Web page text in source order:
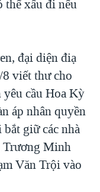
thể xấu đi nếu
đại diện điạ
viết thư cho
cầu Hoa Kỳ
áp nhân quyền
giữ các nhà
Trương Minh
Văn Trội vào